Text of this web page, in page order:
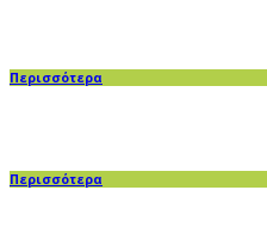
Περισσότερα
Περισσότερα